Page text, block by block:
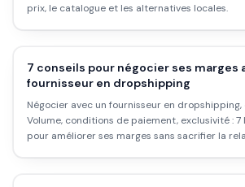
prix, le catalogue et les alternatives locales.
7 conseils pour négocier ses marges
fournisseur en dropshipping
Négocier avec un fournisseur en
Volume, conditions de paiement, exclusivité :
pour améliorer ses marges sans sacrifier la